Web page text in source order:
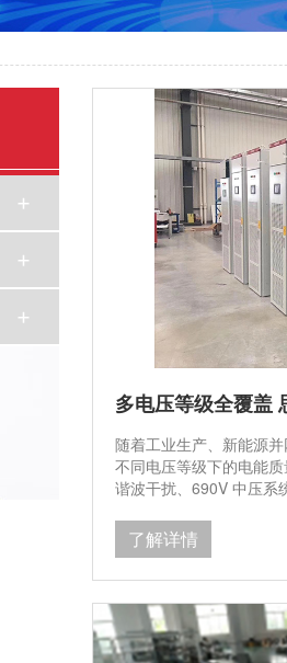
随着工业生产、新能源
不同电压等级下的电能
谐波干扰、690V 中压系
能科技有限公司（
等级产品矩阵，以 APF
低压终端到高压系统的
了解详情